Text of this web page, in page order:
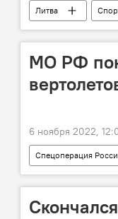
Литва
МО РФ
6 ноября 2022,
Спецоперация
В мире